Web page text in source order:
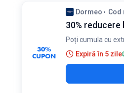
30%
CUPON
Dormeo Cod
30% reducere
Poți cumula cu
Expiră în 5 zile